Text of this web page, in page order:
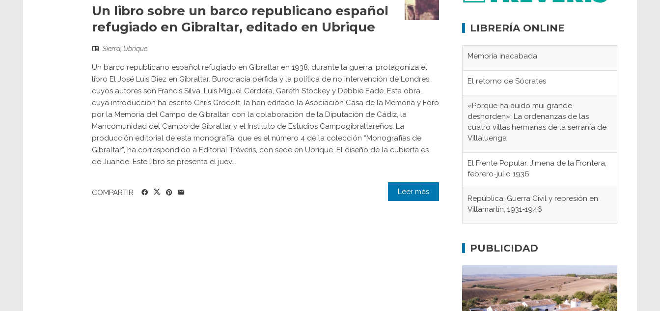
Un libro sobre un barco republicano español
refugiado en Gibraltar, editado en Ubrique
Sierra Ubrique
Un barco republicano español refugiado en Gibraltar en 1938, durante la guerra, protagoniza el
libro El José Luis Díez en Gibraltar. Burocracia pérfida y la política de no intervención de Londres,
cuyos autores son Francis Silva, Luis Miguel Cerdera, Gareth Stockey y Debbie Eade. Esta obra,
cuya introducción ha escrito Chris Grocott, la han editado la Asociación Casa de la Memoria y Foro
por la Memoria del Campo de Gibraltar, con la colaboración de la Diputación de Cádiz, la
Mancomunidad del Campo de Gibraltar y el Instituto de Estudios Campogibraltareños. La
producción editorial de esta monografía, que es el número 4 de la colección “Monografías de
Gibraltar”, ha correspondido a Editorial Tréveris, con sede en Ubrique. El diseño de la cubierta es
de Juande. Este libro se presenta el juev...
Leer más
COMPARTIR
LIBRERÍA ONLINE
Memoria inacabada
El retorno de Sócrates
«Porque ha auido mui grande
deshorden»: La ordenanzas de las
cuatro villas hermanas de la serranía de
Villaluenga
El Frente Popular. Jimena de la Frontera,
febrero-julio 1936
República, Guerra Civil y represión en
Villamartín, 1931-1946
concentración nazis
fundaciones de Bornos
El Frente Popular. Ubrique, febrero-julio
PUBLICIDAD